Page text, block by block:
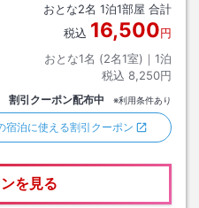
おとな2名 1泊1部屋 合計
税込 16,500円
おとな1名 (2名1室)｜ 1泊
税込 8,250円
割引クーポン配布中 ※利用条件あり
宿泊に使える割引クーポン
を見る